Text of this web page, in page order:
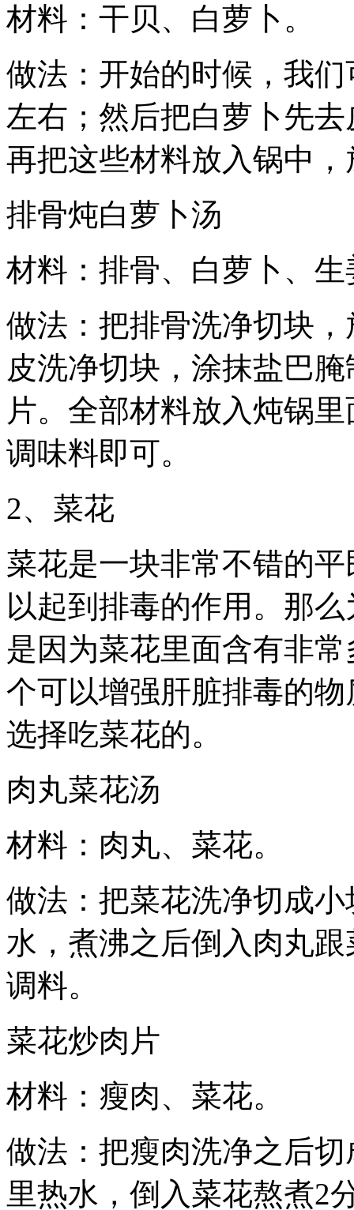
材料：干贝、白萝卜。
做法：开始的时候，我
左右；然后把白萝卜先
再把这些材料放入锅中
排骨炖白萝卜汤
材料：排骨、白萝卜、生
做法：把排骨洗净切块
皮洗净切块，涂抹盐巴
片。全部材料放入炖锅
调味料即可。
2、菜花
菜花是一块非常不错的
以起到排毒的作用。那
是因为菜花里面含有非
个可以增强肝脏排毒的
选择吃菜花的。
肉丸菜花汤
材料：肉丸、菜花。
做法：把菜花洗净切成
水，煮沸之后倒入肉丸
调料。
菜花炒肉片
材料：瘦肉、菜花。
做法：把瘦肉洗净之后
里热水，倒入菜花熬煮2